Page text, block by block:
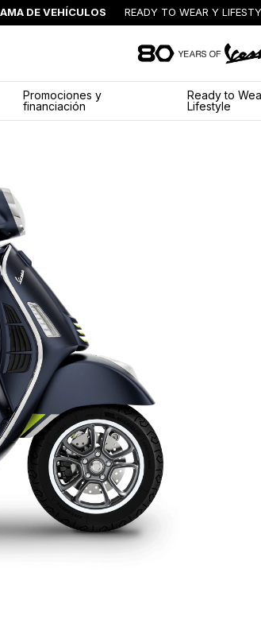
DE VEHÍCULOS READY TO WEAR Y
Promociones y
financiación
Ready to
Lifestyle